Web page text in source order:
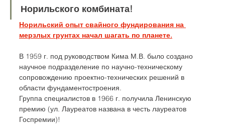
Норильского комбината!
Норильский опыт свайного фундирования на
мерзлых грунтах начал шагать по планете.
В 1959 г. под руководством Кима М.В. было создано
научное подразделение по научно-техническому
сопровождению проектно-технических решений в
области фундаментостроения.
Группа специалистов в 1966 г. получила Ленинскую
премию (ул. Лауреатов названа в честь лауреатов
Госпремии)!